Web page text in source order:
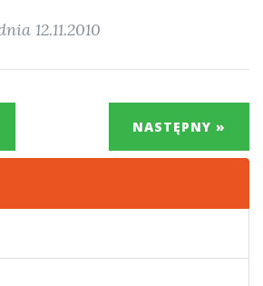
12.11.2010
NASTĘPNY »